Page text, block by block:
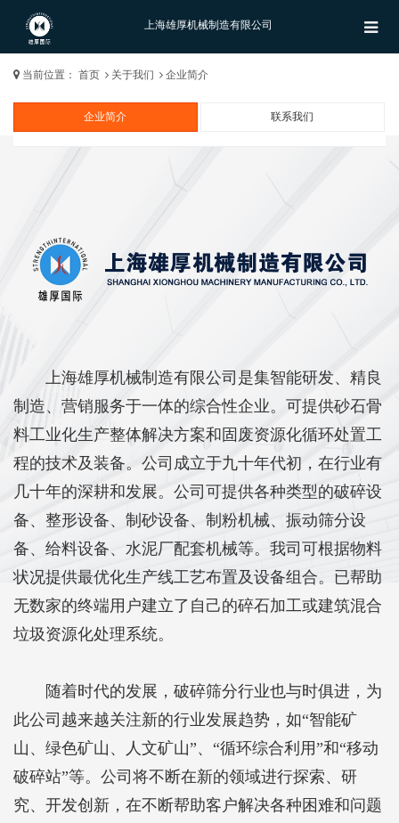
上海雄厚机械制造有限公司
当前位置： 首页 关于我们 企业简介
企业简介 联系我们
上海雄厚机械制造有限公司是集智能研发、精良
制造、营销服务于一体的综合性企业。可提供砂石骨
料工业化生产整体解决方案和固废资源化循环处置工
程的技术及装备。公司成立于九十年代初，在行业有
几十年的深耕和发展。公司可提供各种类型的破碎设
备、整形设备、制砂设备、制粉机械、振动筛分设
备、给料设备、水泥厂配套机械等。我司可根据物料
状况提供最优化生产线工艺布置及设备组合。已帮助
无数家的终端用户建立了自己的碎石加工或建筑混合
垃圾资源化处理系统。
随着时代的发展，破碎筛分行业也与时俱进，为
此公司越来越关注新的行业发展趋势，如“智能矿
山、绿色矿山、人文矿山”、“循环综合利用”和“移动
破碎站”等。公司将不断在新的领域进行探索、研
究、开发创新，在不断帮助客户解决各种困难和问题